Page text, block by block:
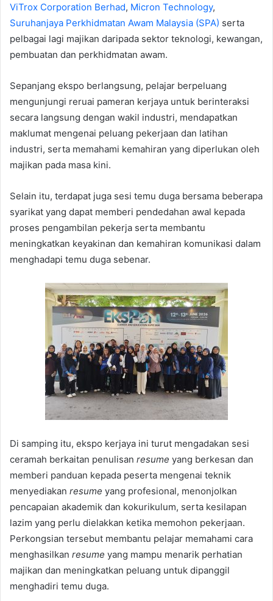
ViTrox Corporation Berhad, Micron Technology,
Suruhanjaya Perkhidmatan Awam Malaysia (SPA) serta
pelbagai lagi majikan daripada sektor teknologi, kewangan,
pembuatan dan perkhidmatan awam.
Sepanjang ekspo berlangsung, pelajar berpeluang
mengunjungi reruai pameran kerjaya untuk berinteraksi
secara langsung dengan wakil industri, mendapatkan
maklumat mengenai peluang pekerjaan dan latihan
industri, serta memahami kemahiran yang diperlukan oleh
majikan pada masa kini.
Selain itu, terdapat juga sesi temu duga bersama beberapa
syarikat yang dapat memberi pendedahan awal kepada
proses pengambilan pekerja serta membantu
meningkatkan keyakinan dan kemahiran komunikasi dalam
menghadapi temu duga sebenar.
Di samping itu, ekspo kerjaya ini turut mengadakan sesi
ceramah berkaitan penulisan resume yang berkesan dan
memberi panduan kepada peserta mengenai teknik
menyediakan resume yang profesional, menonjolkan
pencapaian akademik dan kokurikulum, serta kesilapan
lazim yang perlu dielakkan ketika memohon pekerjaan.
Perkongsian tersebut membantu pelajar memahami cara
menghasilkan resume yang mampu menarik perhatian
majikan dan meningkatkan peluang untuk dipanggil
menghadiri temu duga.